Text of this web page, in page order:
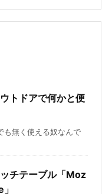
トドアで何かと便
も無く使える奴なんで
チテーブル「Moz